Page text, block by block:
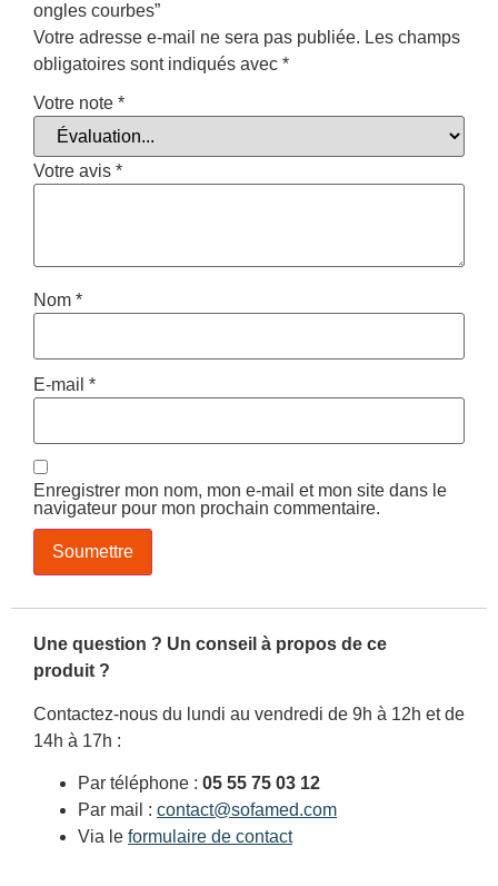
ongles courbes”
Votre adresse e-mail ne sera pas publiée. Les champs
obligatoires sont indiqués avec *
Votre note *
Votre avis *
Nom *
E-mail *
Enregistrer mon nom, mon e-mail et mon site dans le
navigateur pour mon prochain commentaire.
Une question ? Un conseil à propos de ce
produit ?
Contactez-nous du lundi au vendredi de 9h à 12h et de
14h à 17h :
Par téléphone : 05 55 75 03 12
Par mail : contact@sofamed.com
Via le formulaire de contact